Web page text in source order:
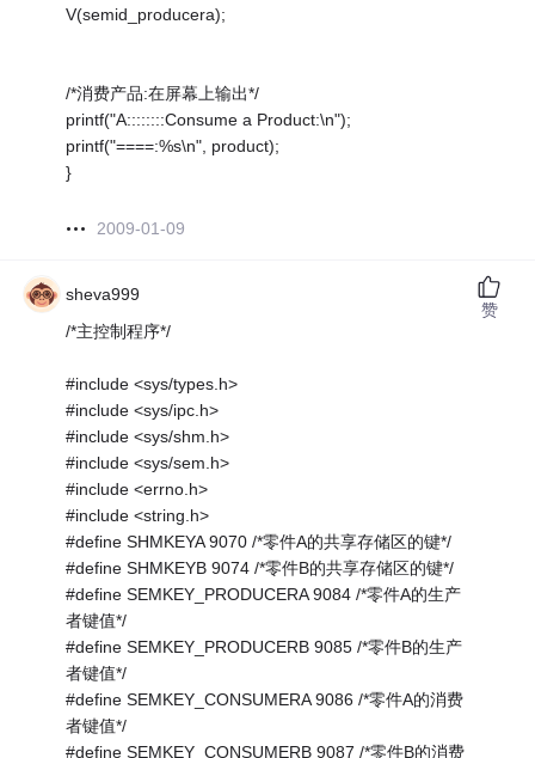
V(semid_producera);
/*消费产品:在屏幕上输出*/
printf("A::::::::Consume a Product:\n");
printf("====:%s\n", product);
}
2009-01-09
sheva999
/*主控制程序*/
#include <sys/types.h>
#include <sys/ipc.h>
#include <sys/shm.h>
#include <sys/sem.h>
#include <errno.h>
#include <string.h>
#define SHMKEYA 9070 /*零件A的共享存储区的键*/
#define SHMKEYB 9074 /*零件B的共享存储区的键*/
#define SEMKEY_PRODUCERA 9084 /*零件A的生产
者键值*/
#define SEMKEY_PRODUCERB 9085 /*零件B的生产
者键值*/
#define SEMKEY_CONSUMERA 9086 /*零件A的消费
者键值*/
#define SEMKEY_CONSUMERB 9087 /*零件B的消费
赞